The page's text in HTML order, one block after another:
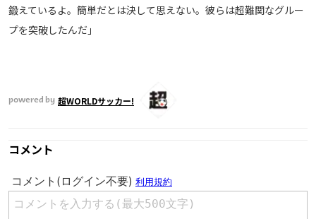
プライバシーポリシー
© AbemaTV. Inc. All Rights Reserved.
鍛えているよ。簡単だとは決して思えない。彼らは超難関なグルー
プを突破したんだ」
powered by 超WORLDサッカー!
コメント